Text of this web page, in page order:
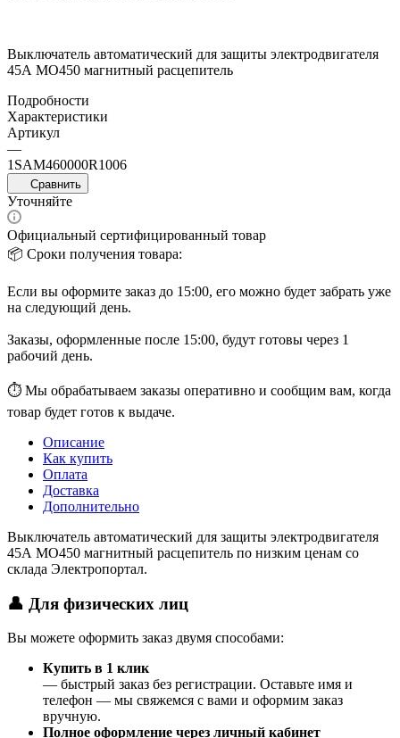
Выключатель автоматический для защиты электродвигателя
45А MO450 магнитный расцепитель
Подробности
Характеристики
Артикул
—
1SAM460000R1006
Сравнить
Уточняйте
Официальный сертифицированный товар
📦 Сроки получения товара:
Если вы оформите заказ до 15:00, его можно будет забрать уже
на следующий день.
Заказы, оформленные после 15:00, будут готовы через 1
рабочий день.
⏱ Мы обрабатываем заказы оперативно и сообщим вам, когда
товар будет готов к выдаче.
Описание
Как купить
Оплата
Доставка
Дополнительно
Выключатель автоматический для защиты электродвигателя
45А MO450 магнитный расцепитель по низким ценам со
склада Электропортал.
👤 Для физических лиц
Вы можете оформить заказ двумя способами:
Купить в 1 клик
— быстрый заказ без регистрации. Оставьте имя и
телефон — мы свяжемся с вами и оформим заказ
вручную.
Полное оформление через личный кабинет